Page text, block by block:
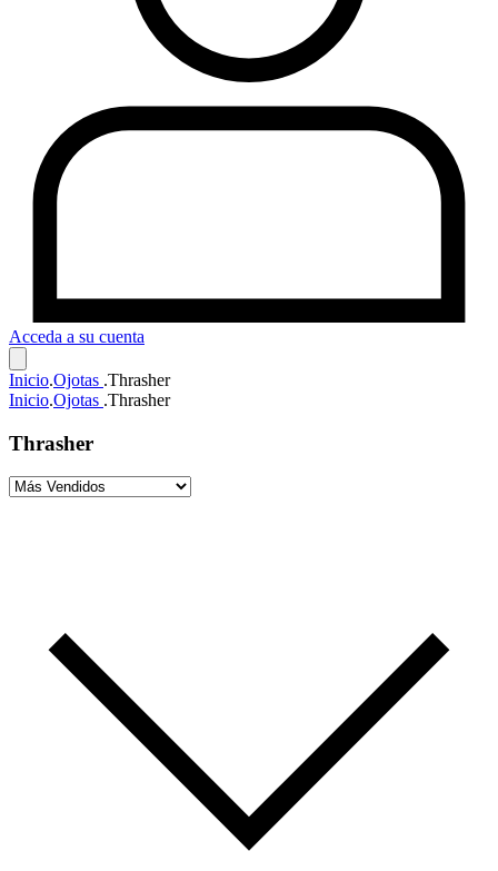
Acceda a su cuenta
Inicio.Ojotas .Thrasher
Inicio.Ojotas .Thrasher
Thrasher